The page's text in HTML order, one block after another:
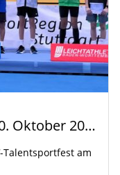
WLV-Talentsportfest am 10. Oktober 2026
Talentsportfest am